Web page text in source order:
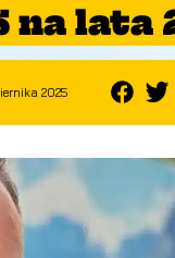
na lata
2025